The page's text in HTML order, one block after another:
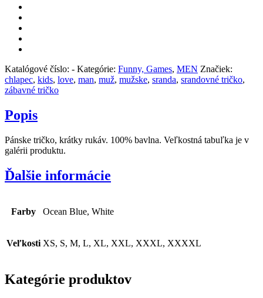
Katalógové číslo: - Kategórie: Funny, Games, MEN Značiek:
chlapec, kids, love, man, muž, mužske, sranda, srandovné tričko,
zábavné tričko
Popis
Pánske tričko, krátky rukáv. 100% bavlna. Veľkostná tabuľka je v
galérii produktu.
Ďalšie informácie
Farby Ocean Blue, White
Veľkosti XS, S, M, L, XL, XXL, XXXL, XXXXL
Kategórie produktov